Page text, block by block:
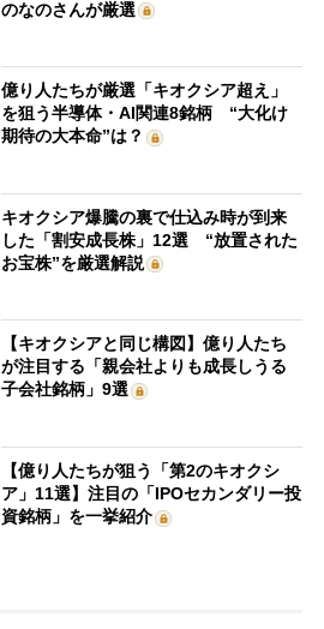
のなのさんが厳選
億り人たちが厳選「キオクシア超え」
を狙う半導体・AI関連8銘柄 “大化け
期待の大本命”は？
キオクシア爆騰の裏で仕込み時が到来
した「割安成長株」12選 “放置された
お宝株”を厳選解説
【キオクシアと同じ構図】億り人たち
が注目する「親会社よりも成長しうる
子会社銘柄」9選
【億り人たちが狙う「第2のキオクシ
ア」11選】注目の「IPOセカンダリー投
資銘柄」を一挙紹介